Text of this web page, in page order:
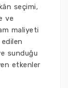
seçimi,
ve
maliyeti
sunduğu
etkenler